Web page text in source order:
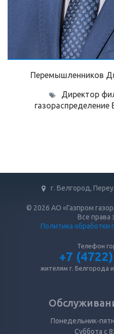
Перемышленников
Директор
газораспределение
г. Белгород,
© 2026 АО «Газпром
Все
Политика обработки
Телефон
+7
жителям г. Белгорода
Понедельник-
Суббота с